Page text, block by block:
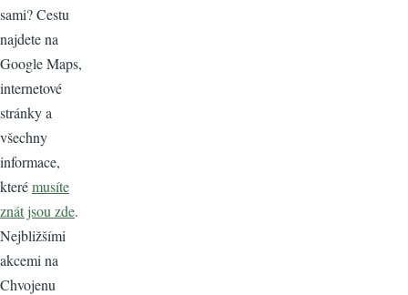
sami? Cestu
najdete na
Google Maps,
internetové
stránky a
všechny
informace,
kterémusíte
znát jsou zde.
Nejbližšími
akcemi na
Chvojenu